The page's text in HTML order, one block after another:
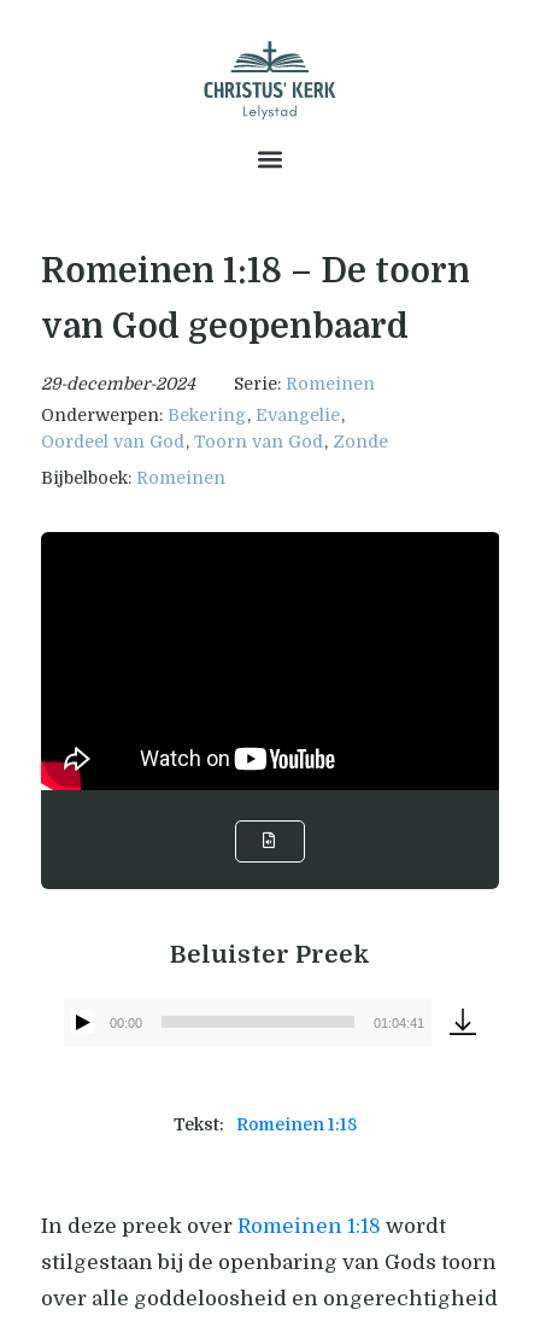
Romeinen 1:18 – De toorn
van God geopenbaard
29-december-2024 Serie: Romeinen
Onderwerpen: Bekering, Evangelie,
Oordeel van God, Toorn van God, Zonde
Bijbelboek: Romeinen
Beluister Preek
00:00 01:04:41
Tekst: Romeinen 1:18
In deze preek over Romeinen 1:18 wordt
stilgestaan bij de openbaring van Gods toorn
over alle goddeloosheid en ongerechtigheid